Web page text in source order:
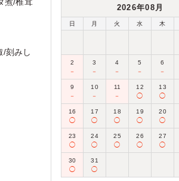
煮/椎茸
/刻みし
2026年08月
日 月 火 水 木
2
－
3
－
4
－
5
－
6
－
9
－
10
－
11
－
12
◯
13
◯
16
◯
17
◯
18
◯
19
◯
20
◯
23
◯
24
◯
25
◯
26
◯
27
◯
30
◯
31
◯